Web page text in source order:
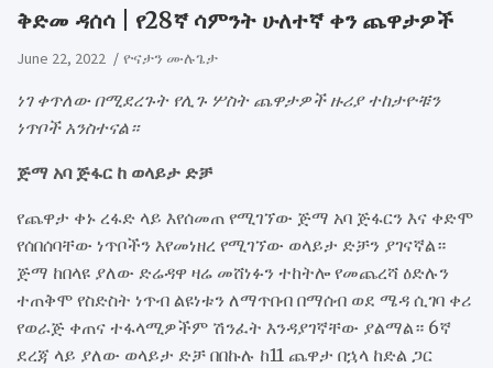
ቅድመ ዳሰሳ | የ28ኛ ሳምንት ሁለተኛ ቀን ጨዋታዎች
June 22, 2022 ዮናታን ሙሉጌታ
ነገ ቀጥለው በሚደረጉት የሊጉ ሦስት ጨዋታዎች ዙሪያ ተከታዮቹን
ነጥቦች አንስተናል።
ጅማ አባ ጅፋር ከ ወላይታ ድቻ
የጨዋታ ቀኑ ረፋድ ላይ እየሰመጠ የሚገኘው ጅማ አባ ጅፋርን እና ቀድሞ
የሰበሰባቸው ነጥቦችን እየመነዘረ የሚገኘው ወላይታ ድቻን ያገናኛል።
ጅማ ከበላዩ ያለው ድሬዳዋ ዛሬ መሸነፉን ተከትሎ የመጨረሻ ዕድሉን
ተጠቅሞ የስድስት ነጥብ ልዩነቱን ለማጥበብ በማሰብ ወደ ሜዳ ሲገባ ቀሪ
የወራጅ ቀጠና ተፋላሚዎችም ሽንፈት እንዳያገኛቸው ያልማል። 6ኛ
ደረጃ ላይ ያለው ወላይታ ድቻ በበኩሉ ከ11 ጨዋታ በኋላ ከድል ጋር